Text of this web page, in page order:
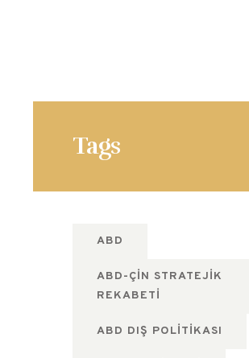
Tags
ABD
ABD-ÇIN STRATEJIK
REKABETI
ABD DIŞ POLITIKASI